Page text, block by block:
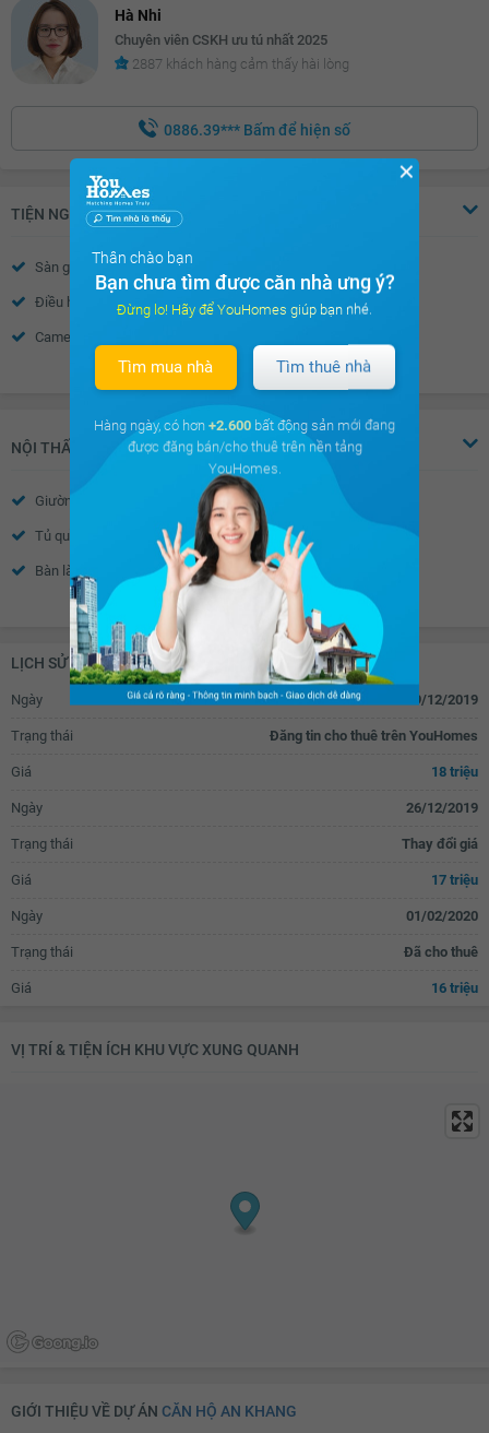
Hà Nhi
Chuyên viên CSKH ưu tú nhất 2025
2887 khách hàng cảm thấy hài lòng
0886.39*** Bấm để hiện số
TIỆN NGHI
Sàn gỗ
Điều hòa Thiết bị báo cháy
Camera an ninh
Truyền hình Cáp Nước nóng
Cửa sổ an toàn Bồn hoa cây cảnh
Cửa gỗ tự nhiên
Cửa gỗ công nghiệp Vòi nước thông minh
Rèm gỗ Rèm inox
Xem thêm
NỘI THẤT
Giường
Tủ quần áo Bàn trang điểm
Bàn làm việc Bàn học
Đèn ngủ Tủ âm tường
Bếp gas dương Bếp từ âm
Bếp hồng ngoại âm Tủ lạnh
Tủ bếp Bồn rửa bát đơn
Bồn rửa bát đôi Bàn ăn
Bồn tắm
Vòi hoa sen
Tủ đựng sách
Kệ để đồ
Bàn thờ/tủ thờ Tủ giầy
LỊCH SỬ GIAO DỊCH
Ngày 19/12/2019
Trạng thái Đăng tin cho thuê trên YouHomes
Giá 18 triệu
Ngày 26/12/2019
Trạng thái Thay đổi giá
Giá 17 triệu
Ngày 01/02/2020
Trạng thái Đã cho thuê
Giá 16 triệu
VỊ TRÍ & TIỆN ÍCH KHU VỰC XUNG QUANH
GIỚI THIỆU VỀ DỰ ÁN CĂN HỘ AN KHANG
✕
Thân chào bạn
Bạn chưa tìm được căn nhà ưng ý?
Đừng lo! Hãy để YouHomes giúp bạn nhé.
Tìm mua nhà Tìm thuê nhà
Hàng ngày, có hơn +2.600 bất động sản mới đang
được đăng bán/cho thuê trên nền tảng
YouHomes.